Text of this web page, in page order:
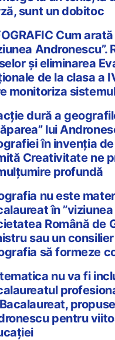
sunt un dobitoc
Cum
Andronescu”.
şi eliminarea
de la clasa a
monitoriza
dură a
lui
în invenția
Creativitate ne
profundă
nu este
în
Română de
sau un
să formeze
nu va fi
pentru